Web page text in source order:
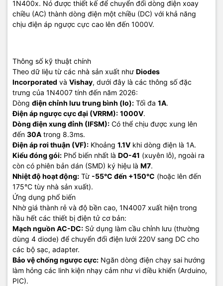
1N400x. Nó được thiết kế để chuyển đổi dòng điện xoay
chiều (AC) thành dòng điện một chiều (DC) với khả năng
chịu điện áp ngược cực cao lên đến 1000V.
Thông số kỹ thuật chính
Theo dữ liệu từ các nhà sản xuất như Diodes
Incorporated và Vishay, dưới đây là các thông số đặc
trưng của 1N4007 tính đến năm 2026:
Dòng điện chỉnh lưu trung bình (Io): Tối đa 1A.
Điện áp ngược cực đại (VRRM): 1000V.
Dòng điện xung đỉnh (IFSM): Có thể chịu được xung lên
đến 30A trong 8.3ms.
Điện áp rơi thuận (VF): Khoảng 1.1V khi dòng điện là 1A.
Kiểu đóng gói: Phổ biến nhất là DO-41 (xuyên lỗ), ngoài ra
còn có phiên bản dán (SMD) ký hiệu là M7.
Nhiệt độ hoạt động: Từ -55°C đến +150°C (hoặc lên đến
175°C tùy nhà sản xuất).
Ứng dụng phổ biến
Nhờ giá thành rẻ và độ bền cao, 1N4007 xuất hiện trong
hầu hết các thiết bị điện tử cơ bản:
Mạch nguồn AC-DC: Sử dụng làm cầu chỉnh lưu (thường
dùng 4 diode) để chuyển đổi điện lưới 220V sang DC cho
các bộ sạc, adapter.
Bảo vệ chống ngược cực: Ngăn dòng điện chạy sai hướng
làm hỏng các linh kiện nhạy cảm như vi điều khiển (Arduino,
PIC).